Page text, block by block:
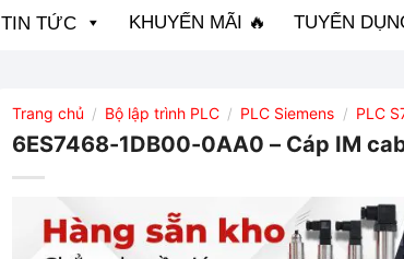
TIN TỨC KHUYẾN MÃI 🔥 TUYỂN
Trang chủ / Bộ lập trình PLC / PLC Siemens / PLC
6ES7468-1DB00-0AA0 – Cáp IM